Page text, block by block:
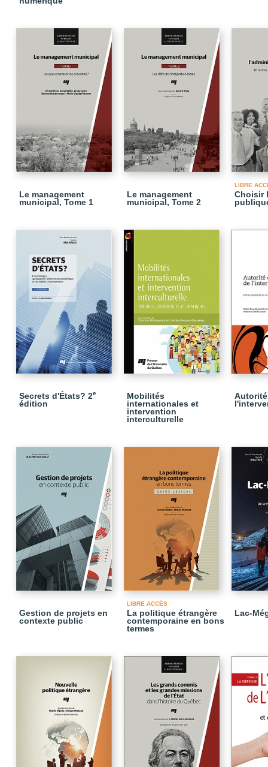
Le management
municipal, Tome 1
Le management
municipal, Tome 2
LIBRE
Choisir
Secrets d'États? 2e
édition
Mobilités
internationales et
intervention
interculturelle
Gestion de projets en
contexte public
LIBRE ACCÈS
La politique étrangère
contemporaine en bons
termes
Lac-